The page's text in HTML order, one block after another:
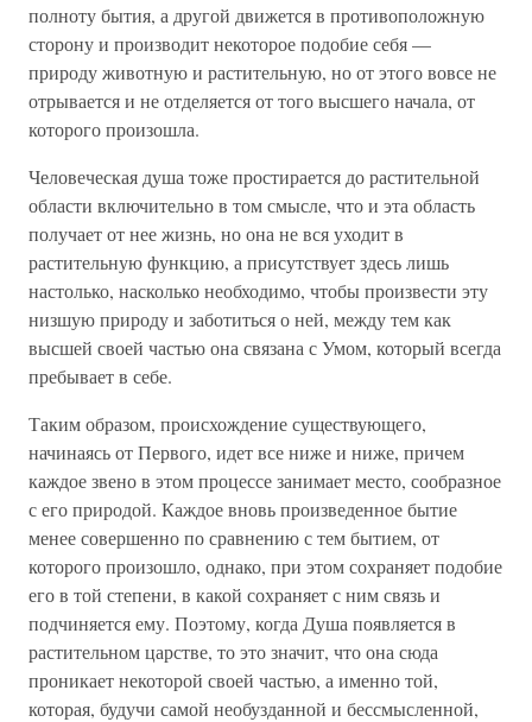
полноту бытия, а другой движется в противоположную
сторону и производит некоторое подобие себя —
природу животную и растительную, но от этого вовсе не
отрывается и не отделяется от того высшего начала, от
которого произошла.
Человеческая душа тоже простирается до растительной
области включительно в том смысле, что и эта область
получает от нее жизнь, но она не вся уходит в
растительную функцию, а присутствует здесь лишь
настолько, насколько необходимо, чтобы произвести эту
низшую природу и заботиться о ней, между тем как
высшей своей частью она связана с Умом, который всегда
пребывает в себе.
Таким образом, происхождение существующего,
начинаясь от Первого, идет все ниже и ниже, причем
каждое звено в этом процессе занимает место, сообразное
с его природой. Каждое вновь произведенное бытие
менее совершенно по сравнению с тем бытием, от
которого произошло, однако, при этом сохраняет подобие
его в той степени, в какой сохраняет с ним связь и
подчиняется ему. Поэтому, когда Душа появляется в
растительном царстве, то это значит, что она сюда
проникает некоторой своей частью, а именно той,
которая, будучи самой необузданной и бессмысленной,